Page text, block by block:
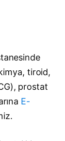
tiroid,
prostat
E-